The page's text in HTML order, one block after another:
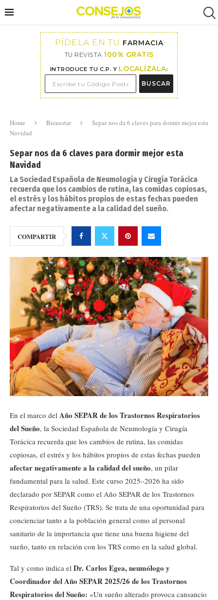
PÍDELA EN TU FARMACIA
TU REVISTA 100% GRATIS
INTRODUCE TU C.P. Y LOCALÍZALA:
BUSCAR
Home Bienestar
Separ nos da 6 claves para dormir mejor esta
Navidad
Separ nos da 6 claves para dormir mejor esta
Navidad
La Sociedad Española de Neumología y Cirugía Torácica
recuerda que los cambios de rutina, las comidas copiosas,
el estrés y los hábitos propios de estas fechas pueden
afectar negativamente a la calidad del sueño.
COMPARTIR
En el marco del Año SEPAR de los Trastornos Respiratorios
del Sueño, la Sociedad Española de Neumología y Cirugía
Torácica recuerda que los cambios de rutina, las comidas
copiosas, el estrés y los hábitos propios de estas fechas pueden
afectar negativamente a la calidad del sueño, un pilar
fundamental para la salud. Este curso 2025–2026 ha sido
declarado por SEPAR como el Año SEPAR de los Trastornos
Respiratorios del Sueño (TRS). Se trata de una oportunidad para
concienciar tanto a la población general como al personal
sanitario de la importancia que tiene una buena higiene del
sueño, tanto en relación con los TRS como en la salud global.
Tal y como indica el Dr. Carlos Egea, neumólogo y
Coordinador del Año SEPAR 2025/26 de los Trastornos
Respiratorios del Sueño: «Un sueño alterado provoca cansancio